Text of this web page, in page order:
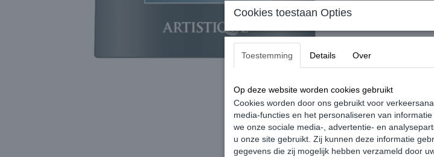
Aanbrengen op
200 ml
√ Vanaf € 30,-
√ Op
√ Webwinkel
Cookies toestaan Opties
Toestemming Details Over
Op deze website worden cookies gebruikt
Cookies worden door ons gebruikt voor
media-functies en het personaliseren van
we onze sociale media-, advertentie- en
u onze site gebruikt. Zij kunnen deze informatie
gegevens die zij mogelijk hebben verzameld door